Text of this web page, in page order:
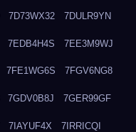
7D73WX32 7DULR9YN
7EDB4H4S 7EE3M9WJ
7FE1WG6S 7FGV6NG8
7GDV0B8J 7GER99GF
7IAYUF4X 7IRRICQI